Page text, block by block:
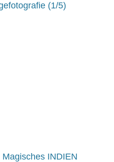
(1/5)
INDIEN